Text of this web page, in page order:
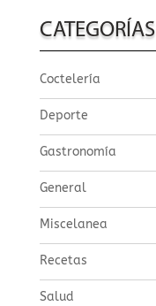
CATEGORÍAS
Coctelería
Deporte
Gastronomía
General
Miscelanea
Recetas
Salud